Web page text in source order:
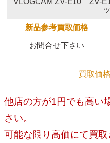
VLOGCAM ZV-E10 ZV-
新品参考買取価格
お問合せ下さい
買取価
他店の方が1円でも高い
さい。
可能な限り高価にて買取